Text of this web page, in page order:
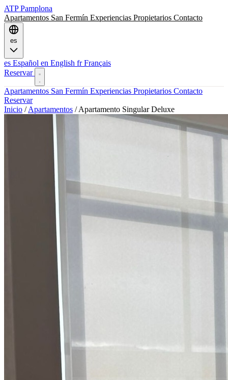
ATPPamplona
Apartamentos San Fermín Experiencias Propietarios Contacto
es
es Español en English fr Français
Reservar
Apartamentos San Fermín Experiencias Propietarios Contacto
Reservar
Inicio / Apartamentos / Apartamento Singular Deluxe